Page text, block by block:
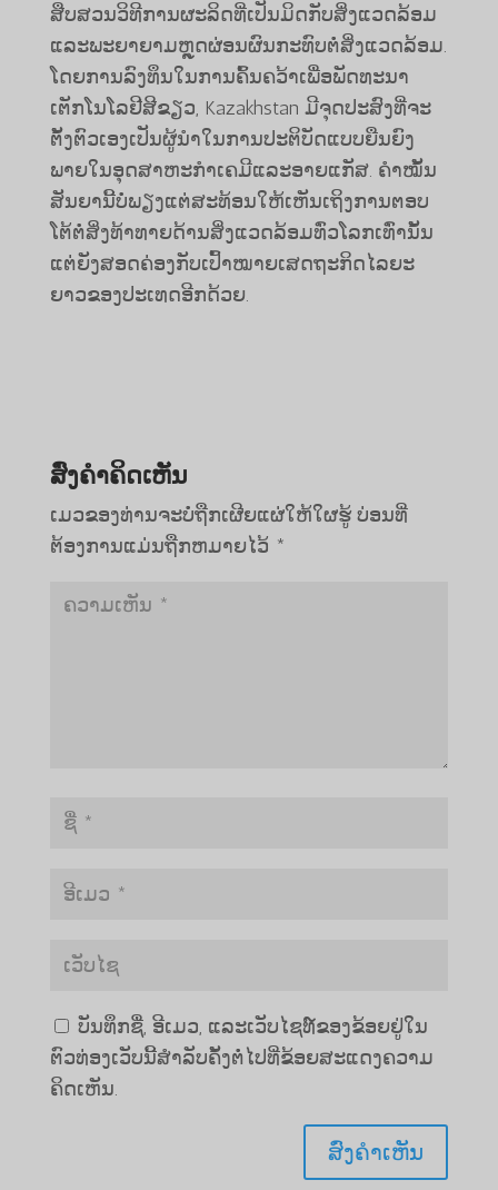
ສືບສວນວິທີການຜະລິດທີ່ເປັນມິດກັບສິ່ງແວດລ້ອມ
ແລະພະຍາຍາມຫຼຸດຜ່ອນຜົນກະທົບຕໍ່ສິ່ງແວດລ້ອມ.
ໂດຍການລົງທຶນໃນການຄົ້ນຄວ້າເພື່ອພັດທະນາ
ເຕັກໂນໂລຢີສີຂຽວ, Kazakhstan ມີຈຸດປະສົງທີ່ຈະ
ຕັ້ງຕົວເອງເປັນຜູ້ນໍາໃນການປະຕິບັດແບບຍືນຍົງ
ພາຍໃນອຸດສາຫະກໍາເຄມີແລະອາຍແກັສ. ຄໍາໝັ້ນ
ສັນຍານີ້ບໍ່ພຽງແຕ່ສະທ້ອນໃຫ້ເຫັນເຖິງການຕອບ
ໂຕ້ຕໍ່ສິ່ງທ້າທາຍດ້ານສິ່ງແວດລ້ອມທົ່ວໂລກເທົ່ານັ້ນ
ແຕ່ຍັງສອດຄ່ອງກັບເປົ້າໝາຍເສດຖະກິດໄລຍະ
ຍາວຂອງປະເທດອີກດ້ວຍ.
ສົ່ງຄໍາຄິດເຫັນ
ເມວຂອງທ່ານຈະບໍ່ຖືກເຜີຍແຜ່ໃຫ້ໃຜຮູ້ ບ່ອນທີ່
ຕ້ອງການແມ່ນຖືກຫມາຍໄວ້ *
ບັນທຶກຊື່, ອີເມວ, ແລະເວັບໄຊທ໌ຂອງຂ້ອຍຢູ່ໃນ
ຕົວທ່ອງເວັບນີ້ສໍາລັບຄັ້ງຕໍ່ໄປທີ່ຂ້ອຍສະແດງຄວາມ
ຄິດເຫັນ.